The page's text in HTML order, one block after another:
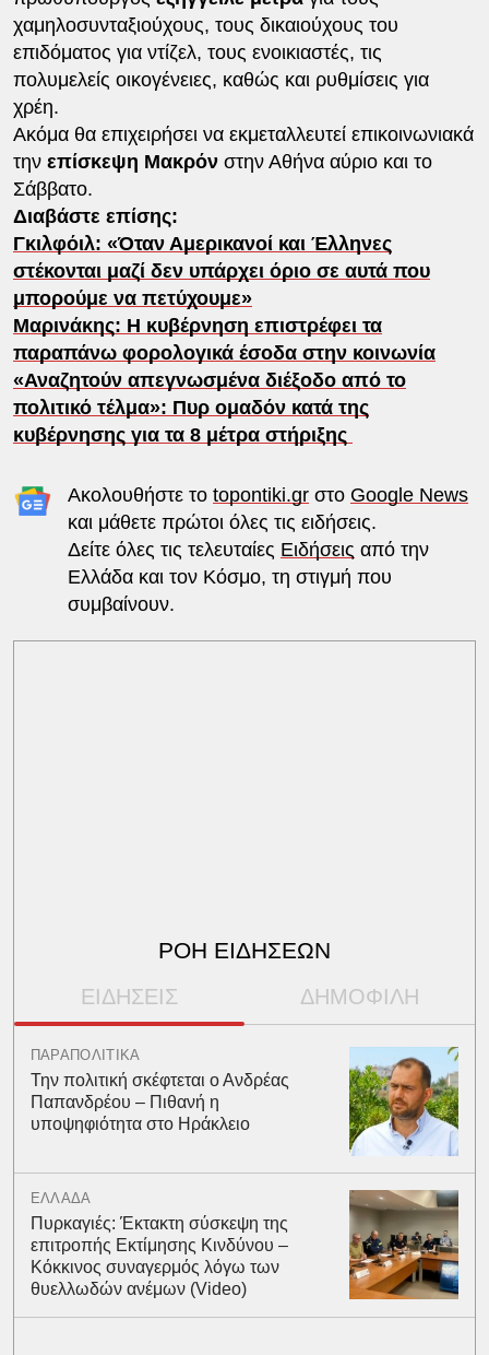
χαμηλοσυνταξιούχους, τους δικαιούχους του
επιδόματος για ντίζελ, τους ενοικιαστές, τις
πολυμελείς οικογένειες, καθώς και ρυθμίσεις για
χρέη.
Ακόμα θα επιχειρήσει να εκμεταλλευτεί επικοινωνιακά
την επίσκεψη Μακρόνστην Αθήνα αύριο και το
Σάββατο.
Διαβάστε επίσης:
Γκιλφόιλ: «Όταν Αμερικανοί και Έλληνες
στέκονται μαζί δεν υπάρχει όριο σε αυτά που
μπορούμε να πετύχουμε»
Μαρινάκης: Η κυβέρνηση επιστρέφει τα
παραπάνω φορολογικά έσοδα στην κοινωνία
«Αναζητούν απεγνωσμένα διέξοδο από το
πολιτικό τέλμα»: Πυρ ομαδόν κατά της
κυβέρνησης για τα 8 μέτρα στήριξης
Ακολουθήστε το topontiki.grστο Google News
και μάθετε πρώτοι όλες τις ειδήσεις.
Δείτε όλες τις τελευταίες Ειδήσεις από την
Ελλάδα και τον Κόσμο, τη στιγμή που
συμβαίνουν.
ΡΟΗ ΕΙΔΗΣΕΩΝ
ΕΙΔΗΣΕΙΣ ΔΗΜΟΦΙΛΗ
ΠΑΡΑΠΟΛΙΤΙΚΑ
Την πολιτική σκέφτεται ο Ανδρέας
Παπανδρέου – Πιθανή η
υποψηφιότητα στο Ηράκλειο
ΕΛΛΑΔΑ
Πυρκαγιές: Έκτακτη σύσκεψη της
επιτροπής Εκτίμησης Κινδύνου –
Κόκκινος συναγερμός λόγω των
θυελλωδών ανέμων (Video)